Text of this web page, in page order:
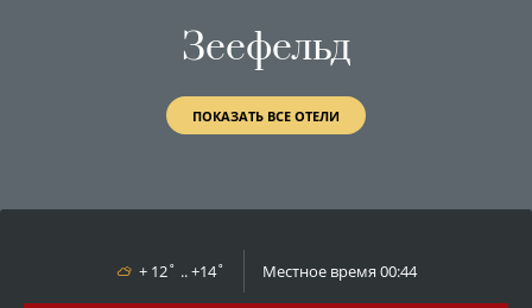
Зеефельд
ПОКАЗАТЬ ВСЕ ОТЕЛИ
+ 12˚ .. +14˚ Местное время 00:44